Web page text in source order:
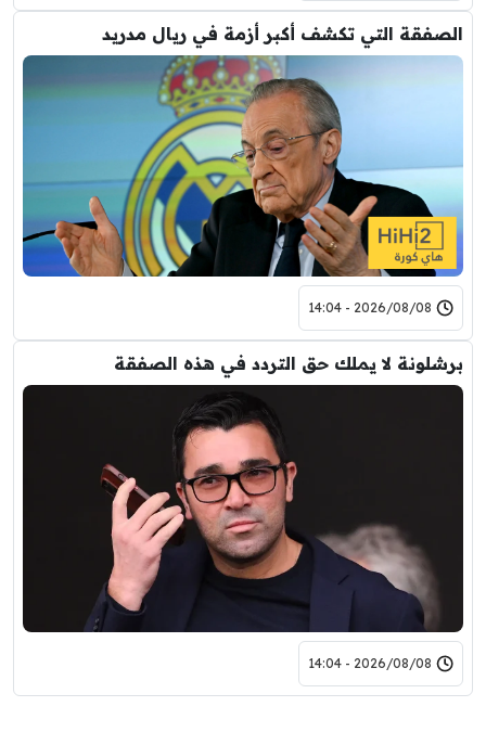
الصفقة التي تكشف أكبر أزمة في ريال مدريد
2026/08/08 - 14:04
برشلونة لا يملك حق التردد في هذه الصفقة
2026/08/08 - 14:04